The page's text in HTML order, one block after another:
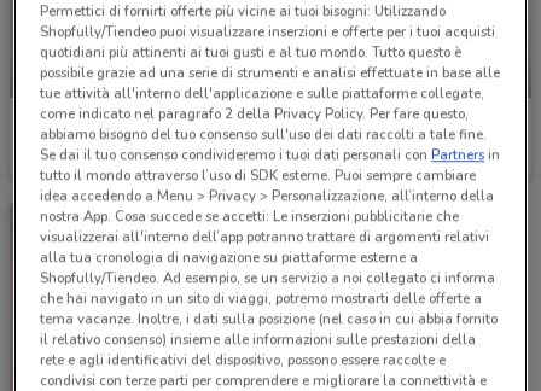
-1 GIORNO
Famila
Scade domani 857 m
-1 GIORNO
Famila
Scade domani 857 m
Permettici di fornirti offerte più vicine ai tuoi bisogni: Utilizzando
Shopfully/Tiendeo puoi visualizzare inserzioni e offerte per i tuoi acquisti
quotidiani più attinenti ai tuoi gusti e al tuo mondo. Tutto questo è
possibile grazie ad una serie di strumenti e analisi effettuate in base alle
tue attività all'interno dell'applicazione e sulle piattaforme collegate,
come indicato nel paragrafo 2 della Privacy Policy. Per fare questo,
abbiamo bisogno del tuo consenso sull'uso dei dati raccolti a tale fine.
Se dai il tuo consenso condivideremo i tuoi dati personali conPartnersin
tutto il mondo attraverso l’uso di SDK esterne. Puoi sempre cambiare
idea accedendo a Menu > Privacy > Personalizzazione, all’interno della
nostra App. Cosa succede se accetti: Le inserzioni pubblicitarie che
visualizzerai all'interno dell’app potranno trattare di argomenti relativi
alla tua cronologia di navigazione su piattaforme esterne a
Shopfully/Tiendeo. Ad esempio, se un servizio a noi collegato ci informa
che hai navigato in un sito di viaggi, potremo mostrarti delle offerte a
tema vacanze. Inoltre, i dati sulla posizione (nel caso in cui abbia fornito
il relativo consenso) insieme alle informazioni sulle prestazioni della
rete e agli identificativi del dispositivo, possono essere raccolte e
condivisi con terze parti per comprendere e migliorare la connettività e